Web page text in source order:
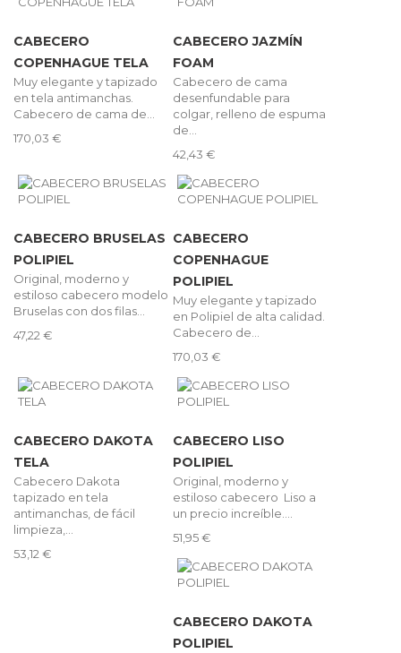
CABECERO
COPENHAGUE TELA
Muy elegante y tapizado
en tela antimanchas.
Cabecero de cama de...
170,03 €
CABECERO JAZMÍN
FOAM
Cabecero de cama
desenfundable para
colgar, relleno de espuma
de...
42,43 €
CABECERO BRUSELAS
POLIPIEL
Original, moderno y
estiloso cabecero modelo
Bruselas con dos filas...
47,22 €
CABECERO
COPENHAGUE
POLIPIEL
Muy elegante y tapizado
en Polipiel de alta calidad.
Cabecero de...
170,03 €
CABECERO DAKOTA
TELA
Cabecero Dakota
tapizado en tela
antimanchas, de fácil
limpieza,...
53,12 €
CABECERO LISO
POLIPIEL
Original, moderno y
estiloso cabecero Liso a
un precio increíble....
51,95 €
CABECERO DAKOTA
POLIPIEL